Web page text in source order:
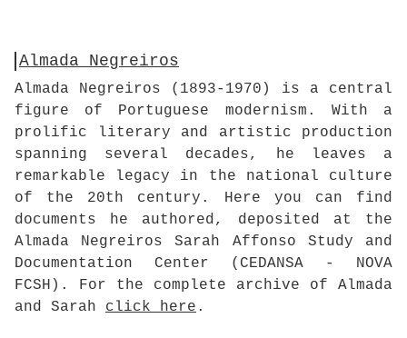
Almada Negreiros
Almada Negreiros (1893-1970) is a central
figure of Portuguese modernism. With a
prolific literary and artistic production
spanning several decades, he leaves a
remarkable legacy in the national culture
of the 20th century. Here you can find
documents he authored, deposited at the
Almada Negreiros Sarah Affonso Study and
Documentation Center (CEDANSA - NOVA
FCSH). For the complete archive of Almada
and Sarah click here .